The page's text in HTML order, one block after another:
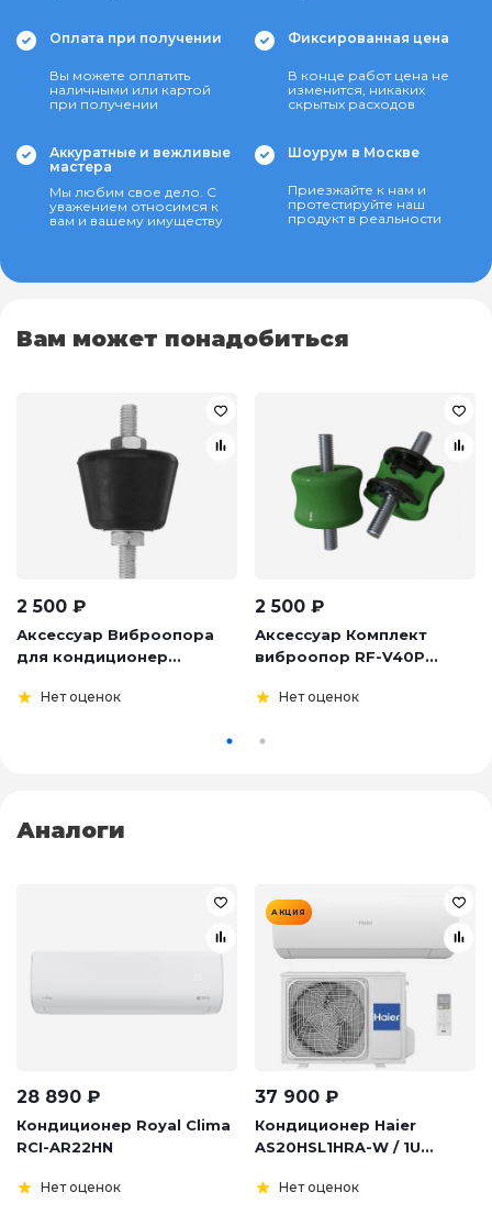
Оплата при получении
Вы можете оплатить
наличными или картой
при получении
Фиксированная цена
В конце работ цена не
изменится, никаких
скрытых расходов
Аккуратные и вежливые
мастера
Мы любим свое дело. С
уважением относимся к
вам и вашему имуществу
Шоурум в Москве
Приезжайте к нам и
протестируйте наш
продукт в реальности
Вам может понадобиться
2 500 ₽
Аксессуар Виброопора
для кондиционер...
Нет оценок
2 500 ₽
Аксессуар Комплект
виброопор RF-V40P...
Нет оценок
Аналоги
28 890 ₽
Кондиционер Royal Clima
RCI-AR22HN
Нет оценок
АКЦИЯ
37 900 ₽
Кондиционер Haier
AS20HSL1HRA-W / 1U...
Нет оценок